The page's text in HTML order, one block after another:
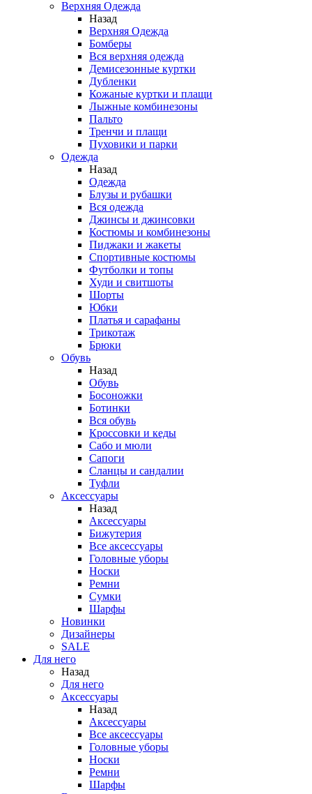
Верхняя Одежда
Назад
Верхняя Одежда
Бомберы
Вся верхняя одежда
Демисезонные куртки
Дубленки
Кожаные куртки и плащи
Лыжные комбинезоны
Пальто
Тренчи и плащи
Пуховики и парки
Одежда
Назад
Одежда
Блузы и рубашки
Вся одежда
Джинсы и джинсовки
Костюмы и комбинезоны
Пиджаки и жакеты
Спортивные костюмы
Футболки и топы
Худи и свитшоты
Шорты
Юбки
Платья и сарафаны
Трикотаж
Брюки
Обувь
Назад
Обувь
Босоножки
Ботинки
Вся обувь
Кроссовки и кеды
Сабо и мюли
Сапоги
Сланцы и сандалии
Туфли
Аксессуары
Назад
Аксессуары
Бижутерия
Все аксессуары
Головные уборы
Носки
Ремни
Сумки
Шарфы
Новинки
Дизайнеры
SALE
Для него
Назад
Для него
Аксессуары
Назад
Аксессуары
Все аксессуары
Головные уборы
Носки
Ремни
Шарфы